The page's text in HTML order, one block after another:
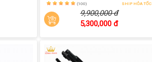
(100) SHIP HỎA TỐC
9,900,000 đ
5,300,000 đ